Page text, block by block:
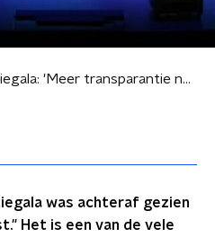
Ophef Depressiegala: 'Meer transparantie nodig over subsidies en effectiviteit'
was achteraf gezien
Het is een van de vele